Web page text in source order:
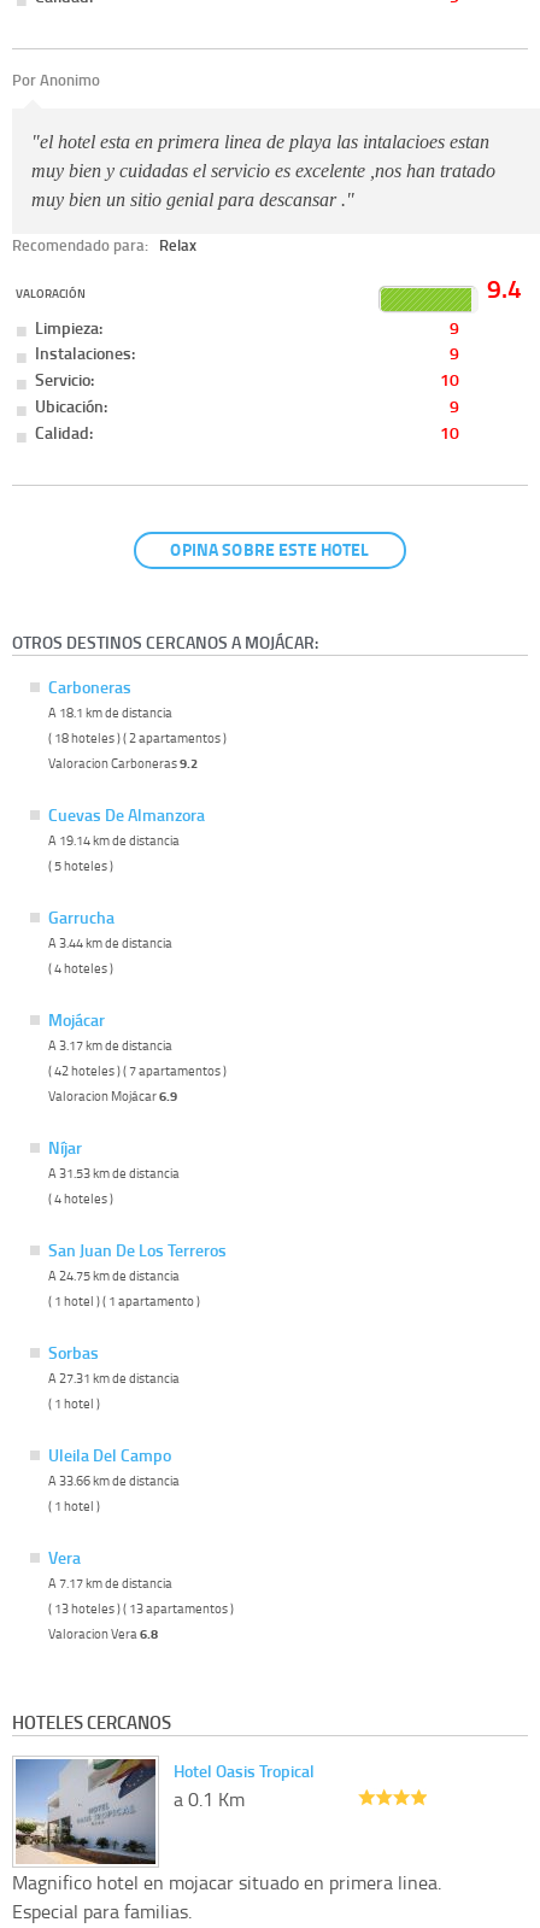
Por Anonimo
"el hotel esta en primera linea de playa las intalacioes estan
muy bien y cuidadas el servicio es excelente ,nos han tratado
muy bien un sitio genial para descansar ."
Recomendado para: Relax
VALORACIÓN 9.4
Limpieza:
9
Instalaciones:
9
Servicio:
10
Ubicación:
9
Calidad:
10
OPINA SOBRE ESTE HOTEL
OTROS DESTINOS CERCANOS A MOJÁCAR:
Carboneras
A 18.1 km de distancia
( 18 hoteles ) ( 2 apartamentos )
Valoracion Carboneras9.2
Cuevas De Almanzora
A 19.14 km de distancia
( 5 hoteles )
Garrucha
A 3.44 km de distancia
( 4 hoteles )
Mojácar
A 3.17 km de distancia
( 42 hoteles ) ( 7 apartamentos )
Valoracion Mojácar6.9
Níjar
A 31.53 km de distancia
( 4 hoteles )
San Juan De Los Terreros
A 24.75 km de distancia
( 1 hotel ) ( 1 apartamento )
Sorbas
A 27.31 km de distancia
( 1 hotel )
Uleila Del Campo
A 33.66 km de distancia
( 1 hotel )
Vera
A 7.17 km de distancia
( 13 hoteles ) ( 13 apartamentos )
Valoracion Vera 6.8
HOTELES CERCANOS
Hotel Oasis Tropical
a 0.1 Km
Magnifico hotel en mojacar situado en primera linea.
Especial para familias.